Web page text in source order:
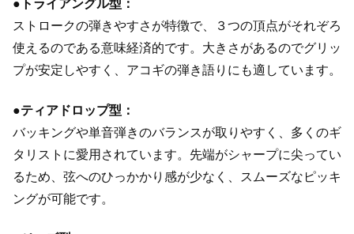
●トライアングル型：
ストロークの弾きやすさが特徴で、３つの頂点がそれぞろ
使えるのである意味経済的です。大きさがあるのでグリッ
プが安定しやすく、アコギの弾き語りにも適しています。
●ティアドロップ型：
バッキングや単音弾きのバランスが取りやすく、多くのギ
タリストに愛用されています。先端がシャープに尖ってい
るため、弦へのひっかかり感が少なく、スムーズなピッキ
ングが可能です。